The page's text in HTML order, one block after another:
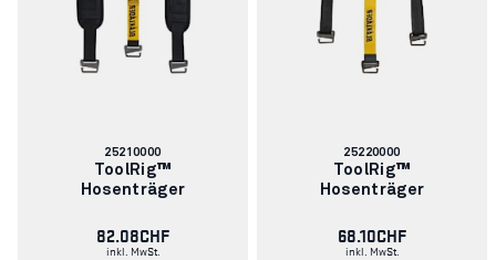
Artikelnummer:
25210000
ToolRig™
Hosenträger
82.08CHF
inkl. MwSt.
Artikelnummer:
25220000
ToolRig™
Hosenträger
68.10CHF
inkl. MwSt.